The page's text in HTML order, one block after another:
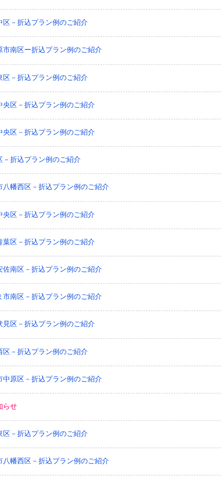
区－折込プラン例のご紹介
市南区ー折込プラン例のご紹介
区－折込プラン例のご紹介
央区－折込プラン例のご紹介
央区－折込プラン例のご紹介
－折込プラン例のご紹介
八幡西区－折込プラン例のご紹介
央区－折込プラン例のご紹介
葉区－折込プラン例のご紹介
佐南区－折込プラン例のご紹介
市南区－折込プラン例のご紹介
見区－折込プラン例のご紹介
区－折込プラン例のご紹介
中原区－折込プラン例のご紹介
らせ
区－折込プラン例のご紹介
八幡西区－折込プラン例のご紹介